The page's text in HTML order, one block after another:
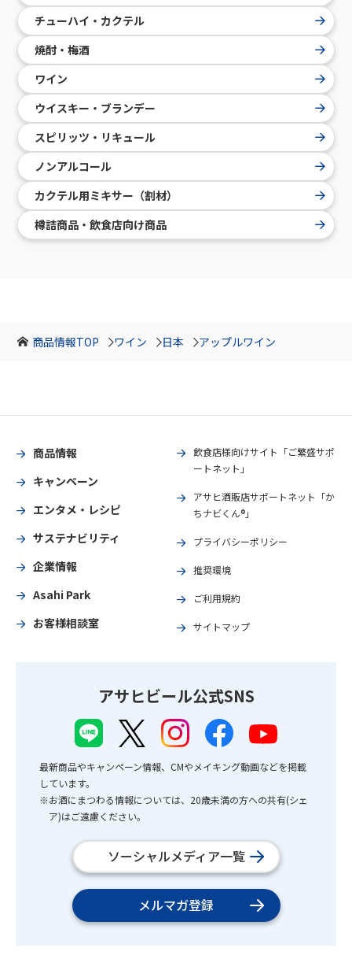
商品情報TOP ワイン 日本 アップルワイン
チューハイ・カクテル
焼酎・梅酒
ワイン
ウイスキー・ブランデー
スピリッツ・リキュール
ノンアルコール
カクテル用ミキサー（割材）
樽詰商品・飲食店向け商品
商品情報
キャンペーン
エンタメ・レシピ
サステナビリティ
企業情報
Asahi Park
お客様相談室
飲食店様向けサイト「ご繁盛サポ
ートネット」
アサヒ酒販店サポートネット「か
ちナビくん®」
プライバシーポリシー
推奨環境
ご利用規約
サイトマップ
アサヒビール公式SNS
最新商品やキャンペーン情報、CMやメイキング動画などを掲載
しています。
※お酒にまつわる情報については、20歳未満の方への共有(シェ
ア)はご遠慮ください。
ソーシャルメディア一覧
メルマガ登録